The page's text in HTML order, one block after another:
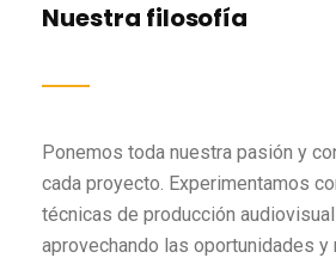
Nuestra filosofía
Ponemos toda nuestra pasión y
cada proyecto. Experimentamos
técnicas de producción
aprovechando las oportunidades y